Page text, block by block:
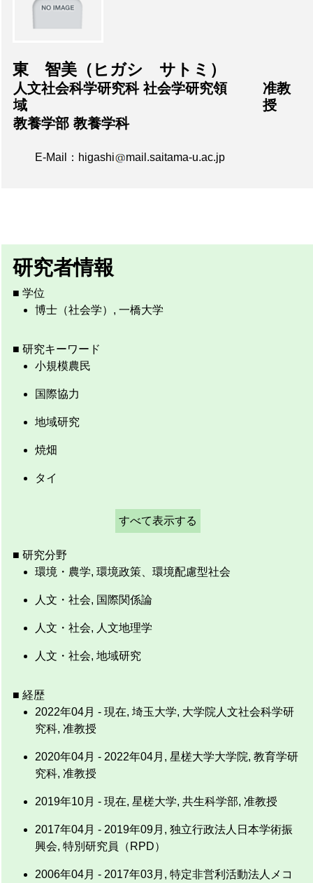
東 智美（ヒガシ サトミ）
人文社会科学研究科 社会学研究領
域
准教
授
教養学部 教養学科
E-Mail：higashi mail.saitama-u.ac.jp
研究者情報
■ 学位
博士（社会学）, 一橋大学
■ 研究キーワード
小規模農民
国際協力
地域研究
焼畑
タイ
すべて表示する
■ 研究分野
環境・農学, 環境政策、環境配慮型社会
人文・社会, 国際関係論
人文・社会, 人文地理学
人文・社会, 地域研究
■ 経歴
2022年04月 - 現在, 埼玉大学, 大学院人文社会科学研
究科, 准教授
2020年04月 - 2022年04月, 星槎大学大学院, 教育学研
究科, 准教授
2019年10月 - 現在, 星槎大学, 共生科学部, 准教授
2017年04月 - 2019年09月, 独立行政法人日本学術振
興会, 特別研究員（RPD）
2006年04月 - 2017年03月, 特定非営利活動法人メコ